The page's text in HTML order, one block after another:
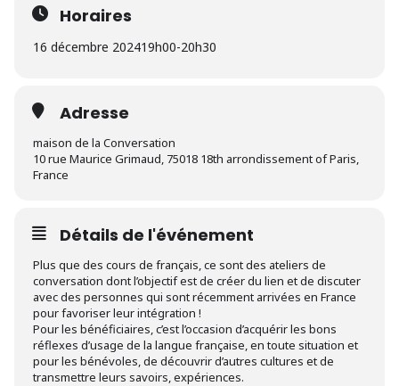
Horaires
16 décembre 202419h00-20h30
Adresse
maison de la Conversation
10 rue Maurice Grimaud, 75018 18th arrondissement of Paris,
France
Détails de l'événement
Plus que des cours de français, ce sont des ateliers de
conversation dont l’objectif est de créer du lien et de discuter
avec des personnes qui sont récemment arrivées en France
pour favoriser leur intégration !
Pour les bénéficiaires, c’est l’occasion d’acquérir les bons
réflexes d’usage de la langue française, en toute situation et
pour les bénévoles, de découvrir d’autres cultures et de
transmettre leurs savoirs, expériences.